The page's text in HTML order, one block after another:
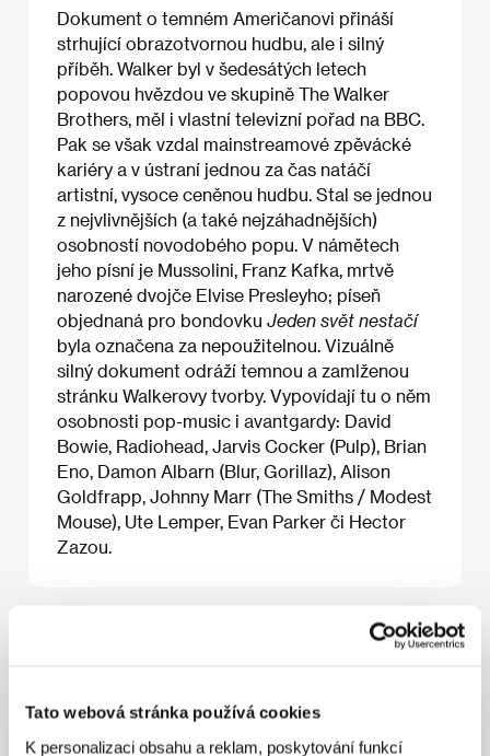
Tato webová stránka používá cookies
K personalizaci obsahu a reklam, poskytování funkcí
Dokument o temném Američanovi přináší
strhující obrazotvornou hudbu, ale i silný
příběh. Walker byl v šedesátých letech
popovou hvězdou ve skupině The Walker
Brothers, měl i vlastní televizní pořad na BBC.
Pak se však vzdal mainstreamové zpěvácké
kariéry a v ústraní jednou za čas natáčí
artistní, vysoce ceněnou hudbu. Stal se jednou
z nejvlivnějších (a také nejzáhadnějších)
osobností novodobého popu. V námětech
jeho písní je Mussolini, Franz Kafka, mrtvě
narozené dvojče Elvise Presleyho; píseň
objednaná pro bondovku Jeden svět nestačí
byla označena za nepoužitelnou. Vizuálně
silný dokument odráží temnou a zamlženou
stránku Walkerovy tvorby. Vypovídají tu o něm
osobnosti pop-music i avantgardy: David
Bowie, Radiohead, Jarvis Cocker (Pulp), Brian
Eno, Damon Albarn (Blur, Gorillaz), Alison
Goldfrapp, Johnny Marr (The Smiths / Modest
Mouse), Ute Lemper, Evan Parker či Hector
Zazou.
Stephen Kijak
KameraGrant Gee / HudbaScott Walker/ Střih